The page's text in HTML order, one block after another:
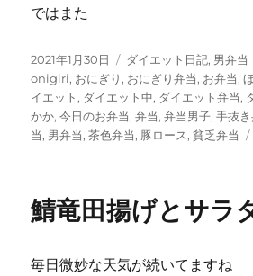
ではまた
投
稿
日:
2021年1月30日
カ
テ
ゴ
リ
ー
ダイエット日記, 男弁当
onigiri, おにぎり , おにぎり弁当, お弁当,
イエット , ダイエット中, ダイエット弁当,
かか,今日のお弁当,弁当,弁当男子,手抜き
当, 男弁当,茶色弁当, 豚ロース,貧乏弁当
鯖竜田揚げとサラ
毎日微妙な天気が続いてますね